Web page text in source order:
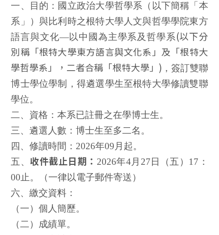
一、目的：國立政治大學哲學系（以下簡稱「本
系」）與比利時之根特大學人文與哲學學院東方
語言與文化—以中國為主學系及哲學系(以下分
別稱「根特大學東方語言與文化系」及「根特大
學哲學系」，二者合稱「根特大學」 ) ，簽訂雙聯
博士學位學制，得遴選學生至根特大學修讀雙聯
學位。
二、資格：本系已註冊之在學博士生。
三、遴選人數：博士生至多二名。
四、修讀時間： 2026年09 月起。
五、 收件截止日期： 2026年4月27日（五） 17 ：
00 止。（一律以電子郵件寄送）
六、繳交資料：
（一）個人簡歷。
（二）成績單。